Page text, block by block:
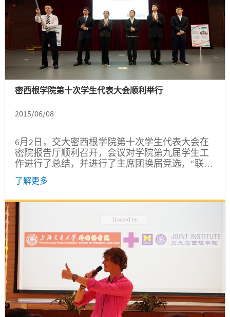
密西根学院第十次学生代表大会顺利举行
2015/06/08
6月2日，交大密西根学院第十次学生代表大会在
密院报告厅顺利召开，会议对学院第九届学生工
作进行了总结，并进行了主席团换届竞选，“联
心”团队当选为新一届主席团。
了解更多